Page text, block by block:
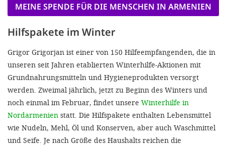
MEINE SPENDE FÜR DIE MENSCHEN IN ARMENIEN
Hilfspakete im Winter
Grigor Grigorjan ist einer von 150 Hilfeempfangenden, die in
unseren seit Jahren etablierten Winterhilfe-Aktionen mit
Grundnahrungsmitteln und Hygieneprodukten versorgt
werden. Zweimal jährlich, jetzt zu Beginn des Winters und
noch einmal im Februar, findet unsere Winterhilfe in
Nordarmenien statt. Die Hilfspakete enthalten Lebensmittel
wie Nudeln, Mehl, Öl und Konserven, aber auch Waschmittel
und Seife. Je nach Größe des Haushalts reichen die